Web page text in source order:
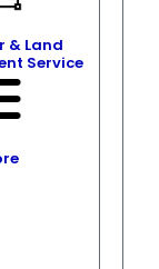
& Land
Service